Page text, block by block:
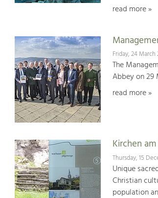
read more »
Friday, 24 March
The
Abbey on 29
read more »
Kirchen
Thursday, 15
Unique
Christian
population